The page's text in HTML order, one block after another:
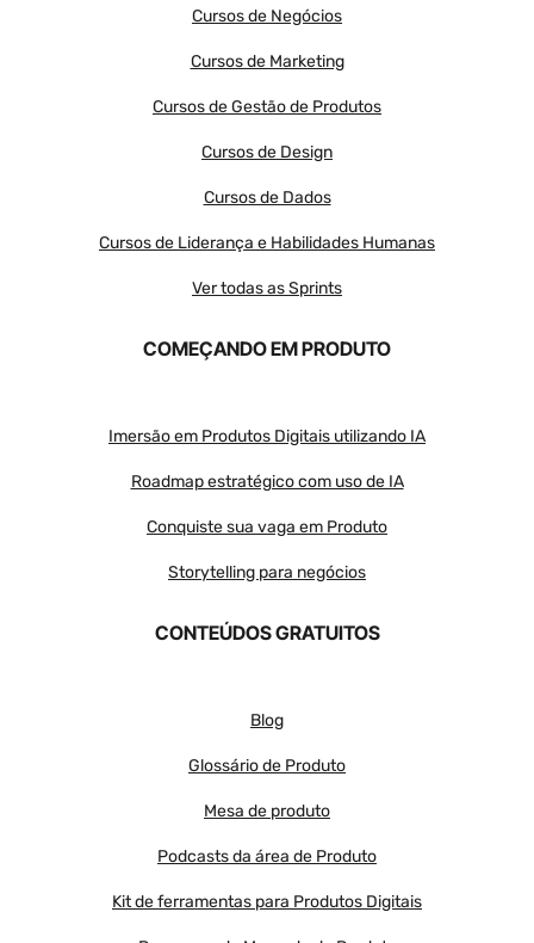
Cursos de Negócios
Cursos de Marketing
Cursos de Gestão de Produtos
Cursos de Design
Cursos de Dados
Cursos de Liderança e Habilidades Humanas
Ver todas as Sprints
COMEÇANDO EM PRODUTO
Imersão em Produtos Digitais utilizando IA
Roadmap estratégico com uso de IA
Conquiste sua vaga em Produto
Storytelling para negócios
CONTEÚDOS GRATUITOS
Blog
Glossário de Produto
Mesa de produto
Podcasts da área de Produto
Kit de ferramentas para Produtos Digitais